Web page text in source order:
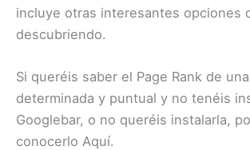
incluye otras interesantes opciones
descubriendo.
Si queréis saber el Page Rank de
determinada y puntual y no tenéis
Googlebar, o no queréis instalarla,
conocerlo Aquí.